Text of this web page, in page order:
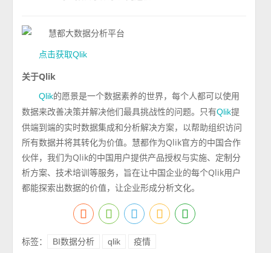
点击获取Qlik
关于Qlik
Qlik的愿景是一个数据素养的世界，每个人都可以使用
数据来改善决策并解决他们最具挑战性的问题。只有Qlik提
供端到端的实时数据集成和分析解决方案，以帮助组织访问
所有数据并将其转化为价值。慧都作为Qlik官方的中国合作
伙伴，我们为Qlik的中国用户提供产品授权与实施、定制分
析方案、技术培训等服务，旨在让中国企业的每个Qlik用户
都能探索出数据的价值，让企业形成分析文化。
标签： BI数据分析 qlik 疫情